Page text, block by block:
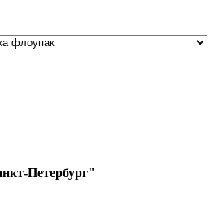
Петербург"